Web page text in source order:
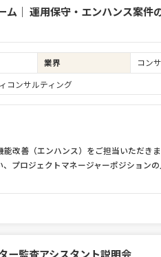
ム｜ 運用保守・エンハンス案件
業界
コン
コンサルティング
改善（エンハンス）をご担当いただきま
プロジェクトマネージャーポジションの
ー監査アシスタント説明会